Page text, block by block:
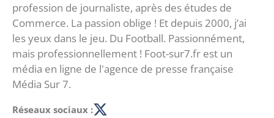
profession de journaliste, après des études de
Commerce. La passion oblige ! Et depuis 2000, j’ai
les yeux dans le jeu. Du Football. Passionnément,
mais professionnellement ! Foot-sur7.fr est un
média en ligne de l'agence de presse française
Média Sur 7.
Réseaux sociaux :